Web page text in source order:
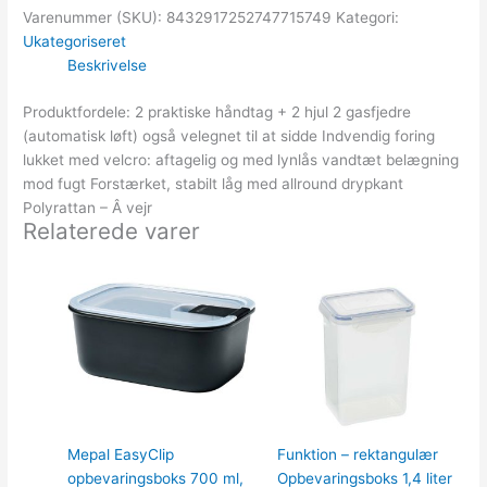
Varenummer (SKU): 8432917252747715749 Kategori:
Ukategoriseret
Beskrivelse
Produktfordele: 2 praktiske håndtag + 2 hjul 2 gasfjedre
(automatisk løft) også velegnet til at sidde Indvendig foring
lukket med velcro: aftagelig og med lynlås vandtæt belægning
mod fugt Forstærket, stabilt låg med allround drypkant
Polyrattan – Â vejr
Relaterede varer
Mepal EasyClip
opbevaringsboks 700 ml,
Funktion – rektangulær
Opbevaringsboks 1,4 liter
var:
64.95kr..
pris
er:
59.00kr..